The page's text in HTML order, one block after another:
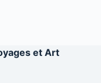
et Art